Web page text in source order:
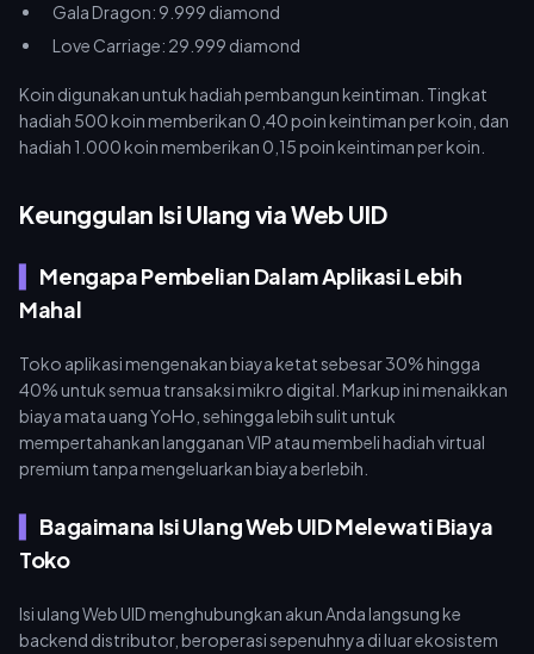
Gala Dragon: 9.999 diamond
Love Carriage: 29.999 diamond
Koin digunakan untuk hadiah pembangun keintiman. Tingkat
hadiah 500 koin memberikan 0,40 poin keintiman per koin, dan
hadiah 1.000 koin memberikan 0,15 poin keintiman per koin.
Keunggulan Isi Ulang via Web UID
Mengapa Pembelian Dalam Aplikasi Lebih
Mahal
Toko aplikasi mengenakan biaya ketat sebesar 30% hingga
40% untuk semua transaksi mikro digital. Markup ini menaikkan
biaya mata uang YoHo, sehingga lebih sulit untuk
mempertahankan langganan VIP atau membeli hadiah virtual
premium tanpa mengeluarkan biaya berlebih.
Bagaimana Isi Ulang Web UID Melewati Biaya
Toko
Isi ulang Web UID menghubungkan akun Anda langsung ke
backend distributor, beroperasi sepenuhnya di luar ekosistem